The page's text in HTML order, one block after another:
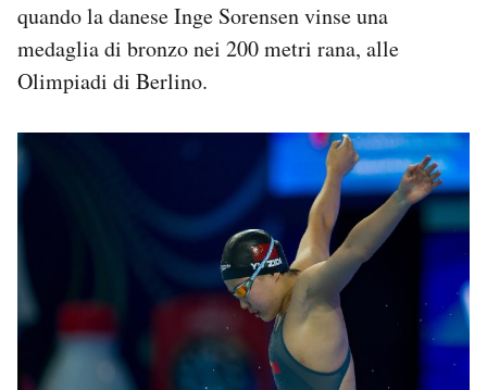
quando la danese Inge Sorensen vinse una
medaglia di bronzo nei 200 metri rana, alle
Olimpiadi di Berlino.